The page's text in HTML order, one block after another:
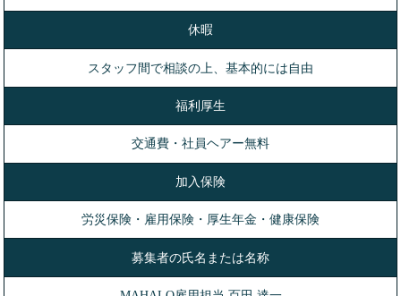
休暇
スタッフ間で相談の上、基本的には自由
福利厚生
交通費・社員ヘアー無料
加入保険
労災保険・雇用保険・厚生年金・健康保険
募集者の氏名または名称